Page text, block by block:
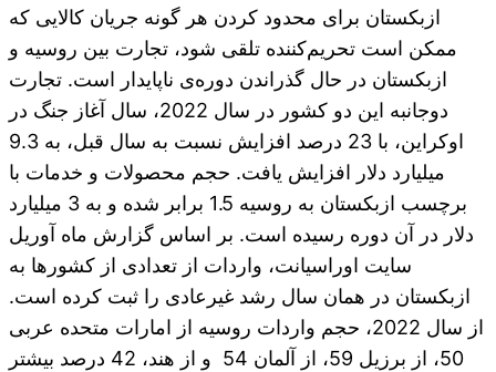
ازبکستان برای محدود کردن هر گونه جریان کالایی که
ممکن است تحریم‌کننده تلقی شود، تجارت بین روسیه و
ازبکستان در حال گذراندن دوره‌ی ناپایدار است. تجارت
دوجانبه این دو کشور در سال 2022، سال آغاز جنگ در
اوکراین، با 23 درصد افزایش نسبت به سال قبل، به 9.3
میلیارد دلار افزایش یافت. حجم محصولات و خدمات با
برچسب ازبکستان به روسیه 1.5 برابر شده و به 3 میلیارد
دلار در آن دوره رسیده است. بر اساس گزارش ماه آوریل
سایت اوراسیانت، واردات از تعدادی از کشورها به
ازبکستان در همان سال رشد غیرعادی را ثبت کرده است.
از سال 2022، حجم واردات روسیه از امارات متحده عربی
50، از برزیل 59، از آلمان 54 و از هند، 42 درصد بیشتر